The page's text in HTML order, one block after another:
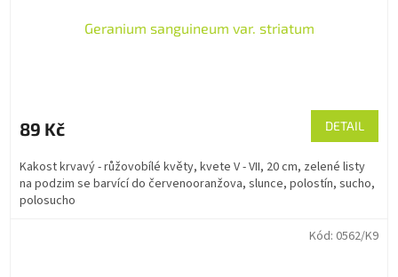
Geranium sanguineum var. striatum
89 Kč DETAIL
Kakost krvavý - růžovobílé květy, kvete V - VII, 20 cm, zelené listy
na podzim se barvící do červenooranžova, slunce, polostín, sucho,
polosucho
Kód: 0562/K9